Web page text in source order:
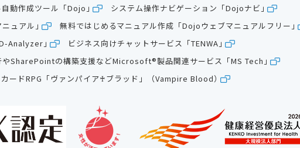
自動作成ツール「Dojo」
システム操作ナビゲーション「Dojoナビ」
ュアル」
無料ではじめるマニュアル作成「Dojoウェブマニュアルフリー」
Analyzer」
ビジネス向けチャットサービス「TENWA」
SharePointの構築支援などMicrosoft®製品関連サービス「MS Tech」
カードRPG「ヴァンパイア♰ブラッド」（Vampire Blood）